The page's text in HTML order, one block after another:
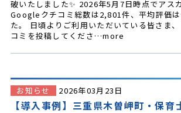
破いたしました✨ 2026年5月7日時点でアス
Googleクチコミ総数は2,801件、平均評価
た。 日頃よりご利用いただいている皆さま
コミを投稿してくださ…more
お知らせ 2026年03月23日
【導入事例】三重県木曽岬町・保育